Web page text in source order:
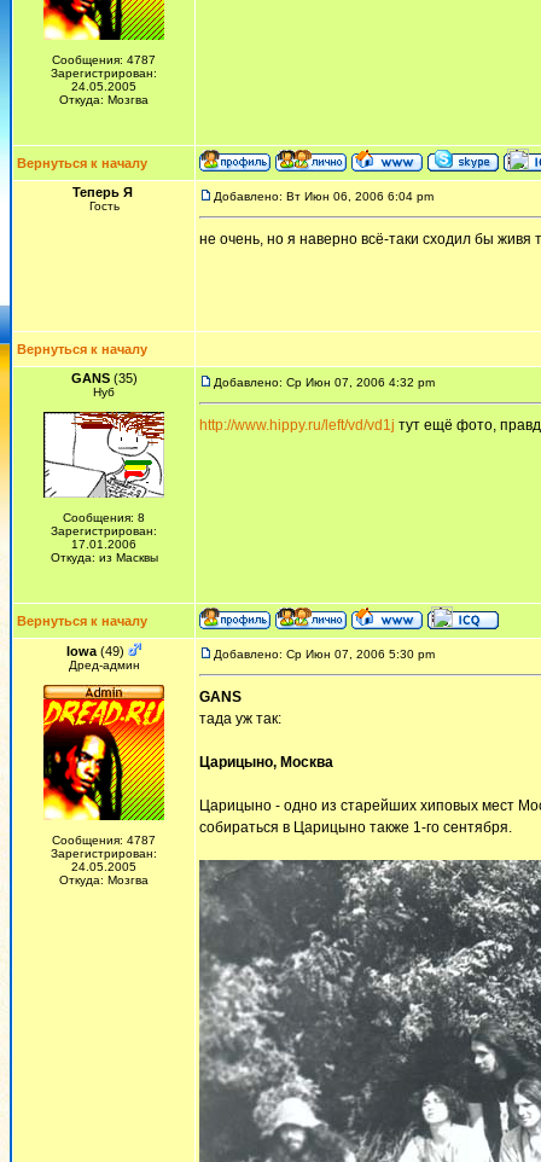
Сообщения: 4787
Зарегистрирован:
24.05.2005
Откуда: Мозгва
Вернуться к началу
Теперь Я
Гость
Добавлено: Вт Июн 06, 2006 6:04 pm
не очень, но я наверно всё-таки сходил бы живя
Вернуться к началу
GANS(35)
Нуб
Сообщения: 8
Зарегистрирован:
17.01.2006
Откуда: из Масквы
Добавлено: Ср Июн 07, 2006 4:32 pm
http://www.hippy.ru/left/vd/vd1j тут ещё фото,
Вернуться к началу
Iowa (49)
Дред-админ
Сообщения: 4787
Зарегистрирован:
24.05.2005
Откуда: Мозгва
Добавлено: Ср Июн 07, 2006 5:30 pm
GANS
тада уж так:
Царицыно, Москва
Царицыно - одно из старейших хиповых мест
собираться в Царицыно также 1-го сентября.